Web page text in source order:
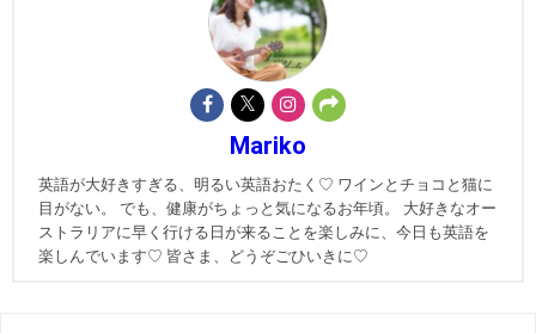
Mariko
英語が大好きすぎる、明るい英語おたく♡ ワインとチョコと猫に
目がない。 でも、健康がちょっと気になるお年頃。 大好きなオー
ストラリアに早く行ける日が来ることを楽しみに、今日も英語を
楽しんでいます♡ 皆さま、どうぞごひいきに♡